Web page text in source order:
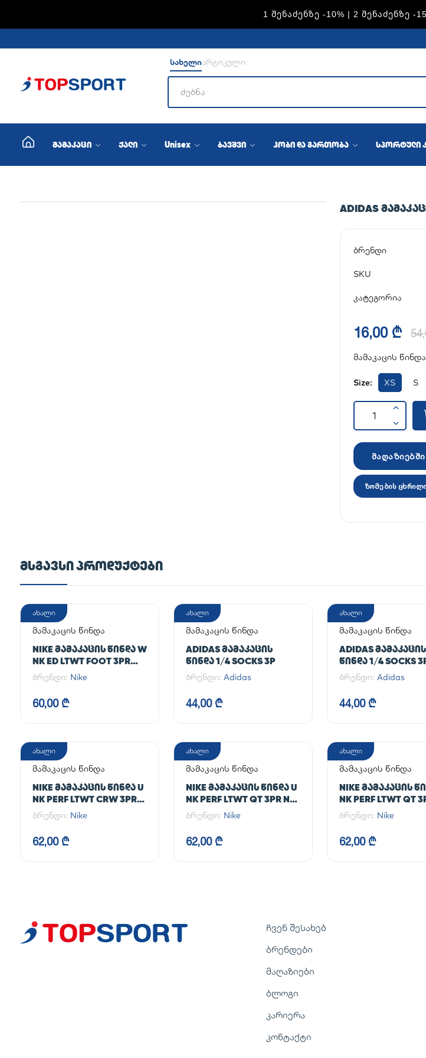
1 ᲨᲔᲜᲐᲫᲔᲜᲖᲔ -10% | 2 ᲨᲔᲜᲐᲫᲔᲜᲖᲔ -
სახელიარტიკული
მამაკაცი ქალი Unisex ბავშვი ჰობი და გართობა სპორტული
ADIDAS
ბრენდი
SKU
კატეგორია
16,00 ₾
მამაკაცის
Size: XS S
ზომების
ᲛᲡᲒᲐᲕᲡᲘ ᲞᲠᲝᲓᲣᲥᲢᲔᲑᲘ
ახალი
მამაკაცის წინდა
NIKE ᲛᲐᲛᲐᲙᲐᲪᲘᲡ ᲬᲘᲜᲓᲐ W
NK ED LTWT FOOT 3PR
NEW 144
ბრენდი: Nike
60,00 ₾
ახალი
მამაკაცის წინდა
ADIDAS ᲛᲐᲛᲐᲙᲐᲪᲘᲡ
ᲬᲘᲜᲓᲐ 1/4 SOCKS 3P
ბრენდი: Adidas
44,00 ₾
ახალი
მამაკაცის წინდა
ADIDAS ᲛᲐᲛᲐᲙᲐᲪᲘᲡ
ᲬᲘᲜᲓᲐ 1/4 SOCKS
ბრენდი: Adidas
44,00 ₾
ახალი
მამაკაცის წინდა
NIKE ᲛᲐᲛᲐᲙᲐᲪᲘᲡ ᲬᲘᲜᲓᲐ U
NK PERF LTWT CRW 3PR
NFS 144
ბრენდი: Nike
62,00 ₾
ახალი
მამაკაცის წინდა
NIKE ᲛᲐᲛᲐᲙᲐᲪᲘᲡ ᲬᲘᲜᲓᲐ U
NK PERF LTWT QT 3PR NFS
144
ბრენდი: Nike
62,00 ₾
ახალი
მამაკაცის წინდა
NIKE ᲛᲐᲛᲐᲙᲐᲪᲘᲡ
NK PERF LTWT QT
144
ბრენდი: Nike
62,00 ₾
ჩვენ შესახებ
ბრენდები
მაღაზიები
ბლოგი
კარიერა
კონტაქტი